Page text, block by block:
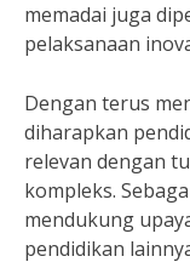
memadai juga
pelaksanaan
Dengan terus
diharapkan
relevan dengan
kompleks.
mendukung
pendidikan